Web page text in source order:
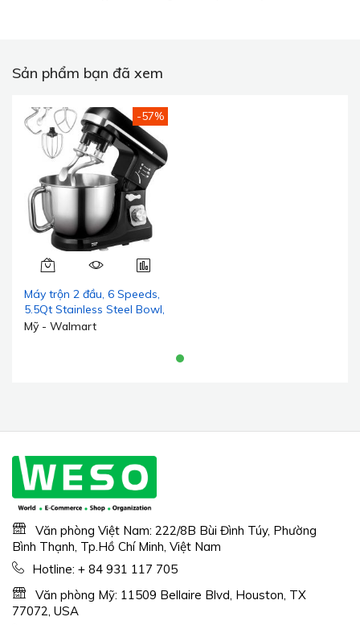
Sản phẩm bạn đã xem
-57%
Máy trộn 2 đầu, 6 Speeds,
5.5Qt Stainless Steel Bowl,
Beater and Whisk Black
Mỹ - Walmart
Văn phòng Việt Nam: 222/8B Bùi Đình Túy, Phường
Bình Thạnh, Tp.Hồ Chí Minh, Việt Nam
Hotline: + 84 931 117 705
Văn phòng Mỹ: 11509 Bellaire Blvd, Houston, TX
77072, USA